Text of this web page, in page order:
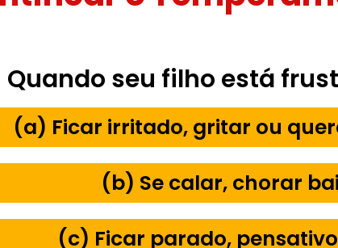
Quando seu filho está
(a) Ficar irritado, gritar ou
(b) Se calar, chorar
(c) Ficar parado,